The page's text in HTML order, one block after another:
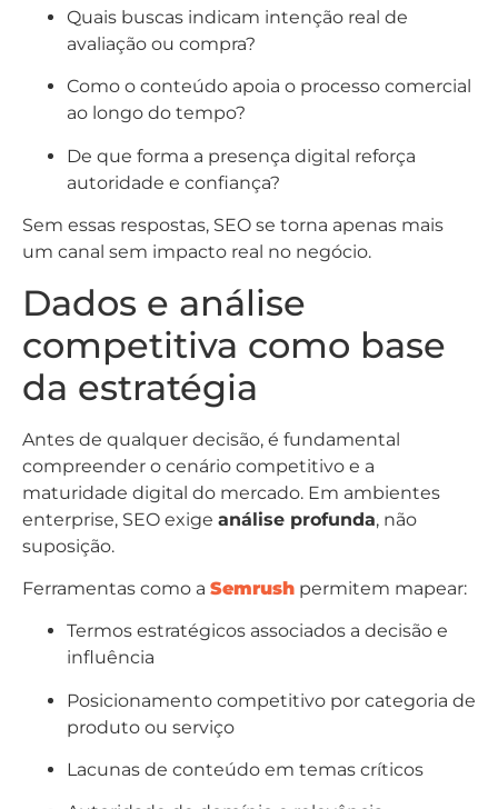
Quais buscas indicam intenção real de
avaliação ou compra?
Como o conteúdo apoia o processo comercial
ao longo do tempo?
De que forma a presença digital reforça
autoridade e confiança?
Sem essas respostas, SEO se torna apenas mais
um canal sem impacto real no negócio.
Dados e análise
competitiva como base
da estratégia
Antes de qualquer decisão, é fundamental
compreender o cenário competitivo e a
maturidade digital do mercado. Em ambientes
enterprise, SEO exige análise profunda, não
suposição.
Ferramentas como a Semrush permitem mapear:
Termos estratégicos associados a decisão e
influência
Posicionamento competitivo por categoria de
produto ou serviço
Lacunas de conteúdo em temas críticos